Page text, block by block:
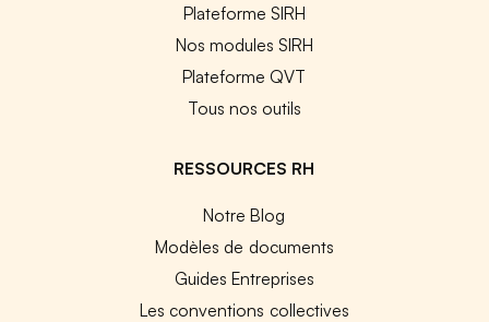
Plateforme SIRH
Nos modules SIRH
Plateforme QVT
Tous nos outils
RESSOURCES RH
Notre Blog
Modèles de documents
Guides Entreprises
Les conventions collectives